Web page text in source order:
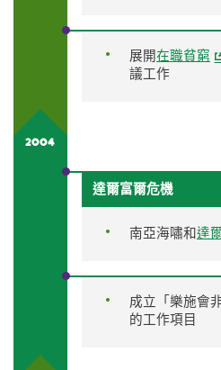
展開在職貧窮
議工作
2004
達爾富爾危機
南亞海嘯和達
成立「樂施會
的工作項目